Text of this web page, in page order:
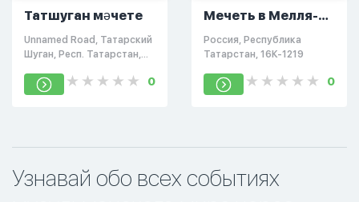
Татшуган мәчете
Unnamed Road, Татарский
Шуган, Респ. Татарстан,
0
Мечеть в Мелля-
Тамак
Россия, Республика
Татарстан, 16К-1219
0
Узнавай обо всех событиях